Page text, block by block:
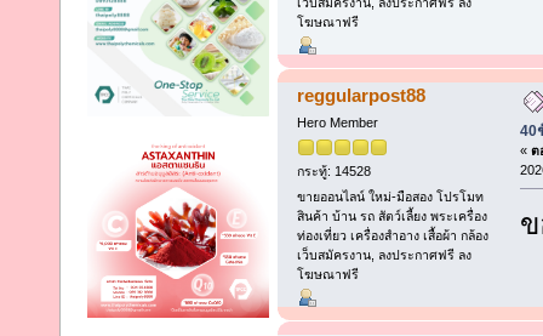
โฆษณาฟรี
reggularpost88
Hero Member
กระทู้: 14528
ขายออนไลน์ ใหม่-มือสอง โปรโมท
สินค้า บ้าน รถ สัตว์เลี้ยง พระเครื่อง
ท่องเที่ยว เครื่องสำอาง เสื้อผ้า กล้อง
เว็บสมัครงาน, ลงประกาศฟรี ลง
โฆษณาฟรี
40
« ต